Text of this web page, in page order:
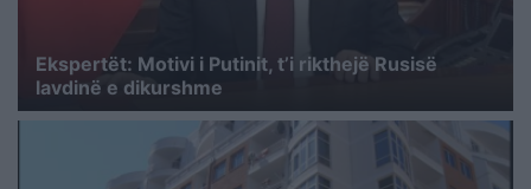
Ekspertët: Motivi i Putinit, t’i rikthejë Rusisë
lavdinë e dikurshme